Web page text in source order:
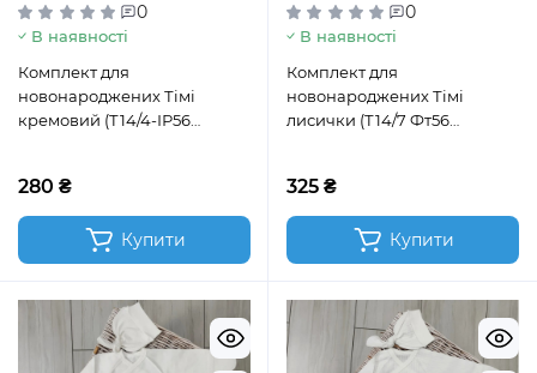
0
В наявності
Комплект для
новонароджених Тімі
кремовий (Т14/4-ІР56
280 ₴
Купити
0
В наявності
Комплект для
новонароджених Тімі
лисички (Т14/7 Фт56
325 ₴
Купити